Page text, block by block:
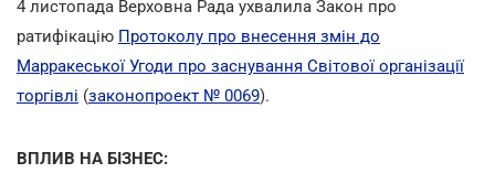
4 листопада Верховна Рада ухвалила Закон про
ратифікацію Протоколу про внесення змін до
Марракеської Угоди про заснування Світової організації
торгівлі (законопроект № 0069).
ВПЛИВ НА БІЗНЕС: